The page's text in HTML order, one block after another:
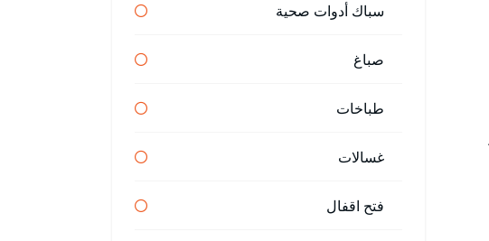
سباك أدوات صحية
صباغ
طباخات
غسالات
فتح اقفال